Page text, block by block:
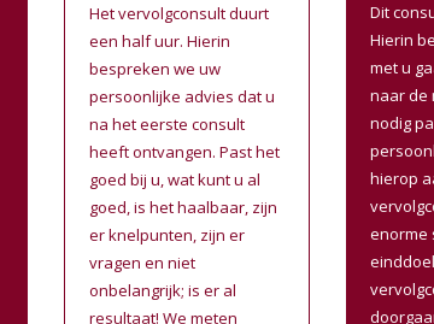
Het vervolgconsult duurt
een half uur. Hierin
bespreken we uw
persoonlijke advies dat u
na het eerste consult
heeft ontvangen. Past het
goed bij u, wat kunt u al
goed, is het haalbaar, zijn
er knelpunten, zijn er
vragen en niet
onbelangrijk; is er al
resultaat! We meten
Dit
Hierin
met u
naar de
nodig
hierop
enorme